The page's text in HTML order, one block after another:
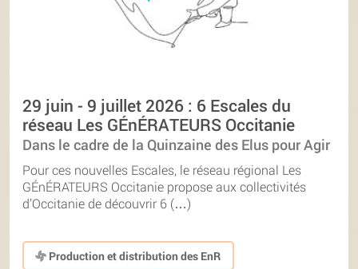
29 juin - 9 juillet 2026 : 6 Escales du
réseau Les GÉnÉRATEURS Occitanie
Dans le cadre de la Quinzaine des Elus pour Agir
Pour ces nouvelles Escales, le réseau régional Les
GÉnÉRATEURS Occitanie propose aux collectivités
d’Occitanie de découvrir 6 (…)
Production et distribution des EnR